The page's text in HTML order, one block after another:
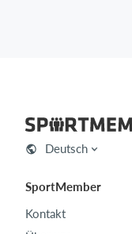
Deutsch
SportMember
Kontakt